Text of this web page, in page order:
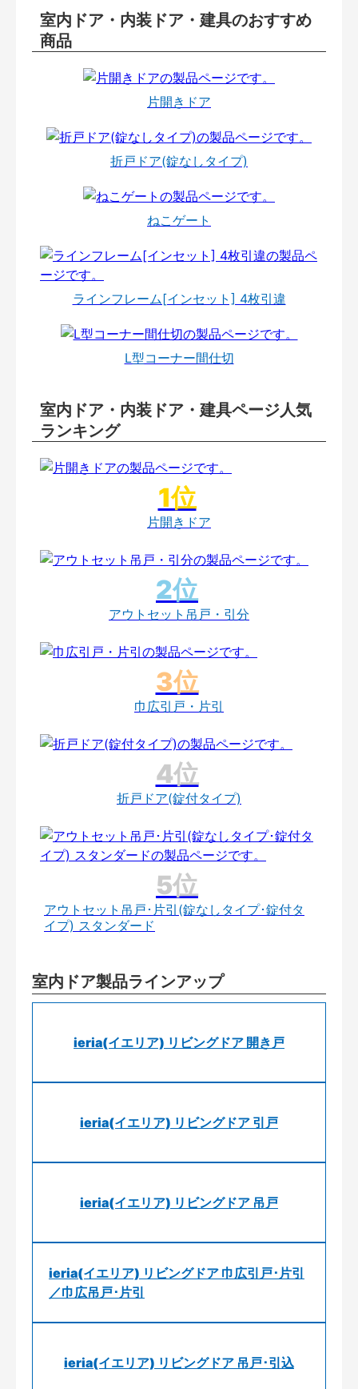
室内ドア・内装ドア・建具のおすすめ
商品
片開きドア
折戸ドア(錠なしタイプ)
ねこゲート
ラインフレーム[インセット] 4枚引違
L型コーナー間仕切
室内ドア・内装ドア・建具ページ人気
ランキング
片開きドア
アウトセット吊戸・引分
巾広引戸・片引
折戸ドア(錠付タイプ)
アウトセット吊戸･片引(錠なしタイプ･錠付タ
イプ) スタンダード
室内ドア製品ラインアップ
ieria(イエリア) リビングドア 開き戸
ieria(イエリア) リビングドア 引戸
ieria(イエリア) リビングドア 吊戸
ieria(イエリア) リビングドア 巾広引戸･片引
／巾広吊戸･片引
ieria(イエリア) リビングドア 吊戸･引込